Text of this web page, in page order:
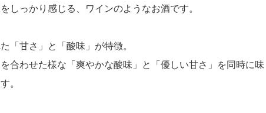
しっかり感じる、ワインのようなお酒です。
「甘さ」と「酸味」が特徴。
を合わせた様な「爽やかな酸味」と「優しい甘さ」を同時に味
。